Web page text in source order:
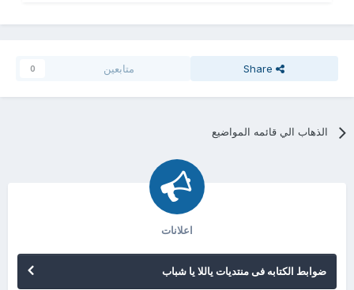
Share متابعين 0
الذهاب الي قائمه المواضيع
اعلانات
ضوابط الكتابه فى منتديات ياللا يا شباب